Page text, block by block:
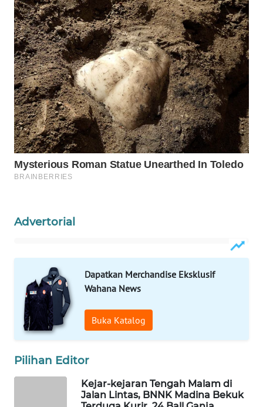
Advertorial
Dapatkan Merchandise Eksklusif
Wahana News
Buka Katalog
Pilihan Editor
Kejar-kejaran Tengah Malam di
Jalan Lintas, BNNK Madina Bekuk
Wahana
Network
KONSUMEN
LISTRIK
MASYARAKAT
KELISTRIKAN
WALINKI
ID
MAWAKA
MARTABAT
WATCH
MKLI
LPKKI